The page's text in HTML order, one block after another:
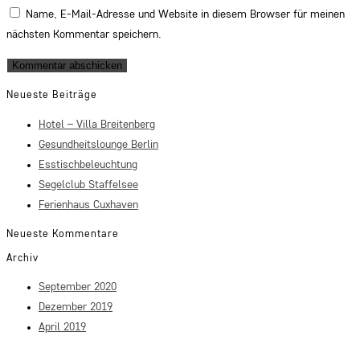
Name, E-Mail-Adresse und Website in diesem Browser für meinen
nächsten Kommentar speichern.
Neueste Beiträge
Hotel – Villa Breitenberg
Gesundheitslounge Berlin
Esstischbeleuchtung
Segelclub Staffelsee
Ferienhaus Cuxhaven
Neueste Kommentare
Archiv
September 2020
Dezember 2019
April 2019